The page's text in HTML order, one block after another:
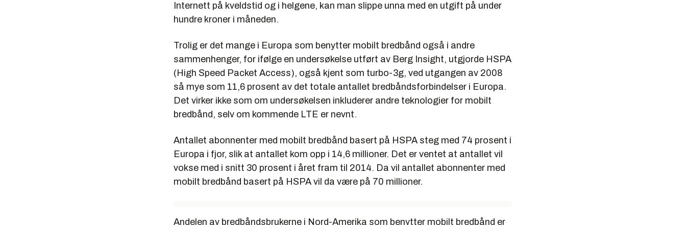
Internett på kveldstid og i helgene, kan man slippe unna med en utgift på under
hundre kroner i måneden.
Trolig er det mange i Europa som benytter mobilt bredbånd også i andre
sammenhenger, for ifølge en undersøkelse utført av Berg Insight, utgjorde HSPA
(High Speed Packet Access), også kjent som turbo-3g, ved utgangen av 2008
så mye som 11,6 prosent av det totale antallet bredbåndsforbindelser i Europa.
Det virker ikke som om undersøkelsen inkluderer andre teknologier for mobilt
bredbånd, selv om kommende LTE er nevnt.
Antallet abonnenter med mobilt bredbånd basert på HSPA steg med 74 prosent i
Europa i fjor, slik at antallet kom opp i 14,6 millioner. Det er ventet at antallet vil
vokse med i snitt 30 prosent i året fram til 2014. Da vil antallet abonnenter med
mobilt bredbånd basert på HSPA vil da være på 70 millioner.
Andelen av bredbåndsbrukerne i Nord-Amerika som benytter mobilt bredbånd er